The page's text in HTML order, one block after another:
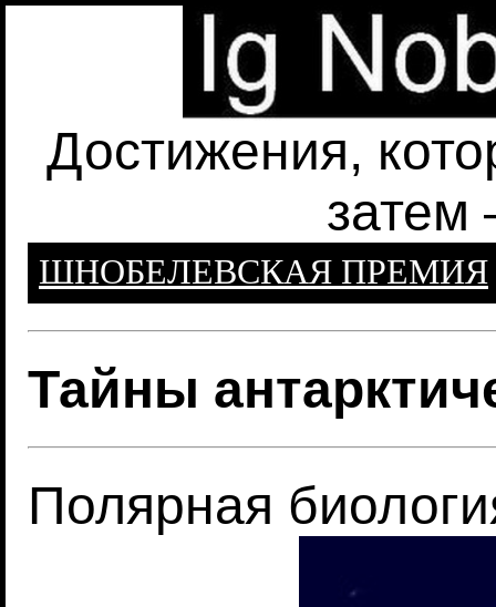
Достижения,
затем
ШНОБЕЛЕВСКАЯ ПРЕМИЯ
Тайны
Полярная